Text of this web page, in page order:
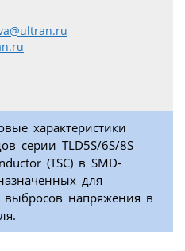
характеристики
серии TLD5S/6S/8S
(TSC) в SMD-
для
напряжения в